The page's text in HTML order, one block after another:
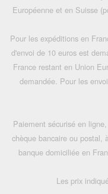
Européenne et en Suisse
Pour les expéditions en
d'envoi de 10 euros est
France restant en Union
demandée. Pour les
Paiement sécurisé en
chèque bancaire ou postal,
banque domiciliée en
Les prix